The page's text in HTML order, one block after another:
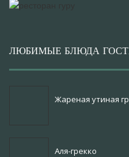
ЛЮБИМЫЕ БЛЮДА
Жареная утиная
Аля-грекко